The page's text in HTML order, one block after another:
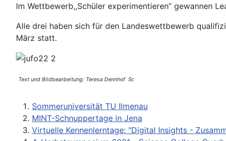
Im Wettbewerb,,Schüler experimentieren” gewannen
Alle drei haben sich für den Landeswettbewerb
März statt.
Text und Bildbearbeitung: Teresa Dennhof 5c
Sommeruniversität TU Ilmenau
MINT-Schnuppertage in Jena
Virtuelle Kennenlerntage: "Digital Insights -